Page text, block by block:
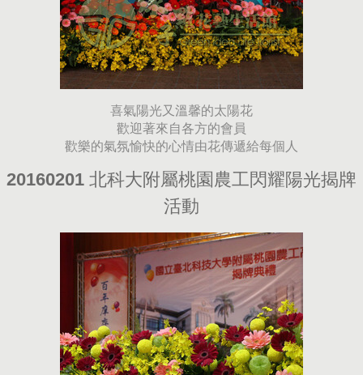
喜氣陽光又溫馨的太陽花
歡迎著來自各方的會員
歡樂的氣氛愉快的心情由花傳遞給每個人
20160201 北科大附屬桃園農工閃耀陽光揭牌
活動